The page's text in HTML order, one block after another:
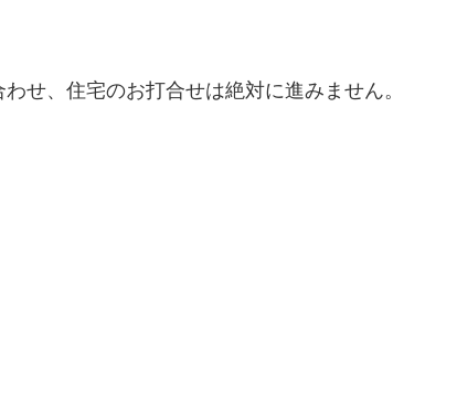
せ、住宅のお打合せは絶対に進みません。